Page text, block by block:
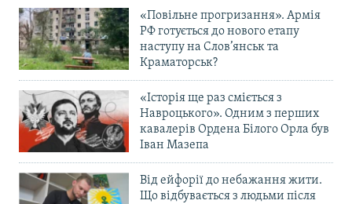
«Повільне прогризання». Армія
РФ готується до нового етапу
наступу на Слов’янськ та
Краматорськ?
«Історія ще раз сміється з
Навроцького». Одним з перших
кавалерів Ордена Білого Орла був
Іван Мазепа
Від ейфорії до небажання жити.
Що відбувається з людьми після